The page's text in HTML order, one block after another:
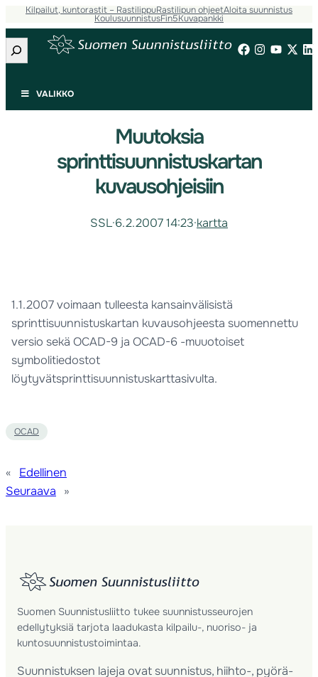
Kilpailut, kuntorastit – RastilippuRastilipun ohjeetAloita suunnistus
KoulusuunnistusFin5Kuvapankki
Etsi
VALIKKO
Muutoksia
sprinttisuunnistuskartan
kuvausohjeisiin
SSL·6.2.2007 14:23·kartta
1.1.2007 voimaan tulleesta kansainvälisistä
sprinttisuunnistuskartan kuvausohjeesta suomennettu
versio sekä OCAD-9 ja OCAD-6 -muuotoiset
symbolitiedostot
löytyvätsprinttisuunnistuskarttasivulta.
OCAD
«
Edellinen
Seuraava
»
Suomen Suunnistusliitto tukee suunnistusseurojen
edellytyksiä tarjota laadukasta kilpailu-, nuoriso- ja
kuntosuunnistustoimintaa.
Suunnistuksen lajeja ovat suunnistus, hiihto-, pyörä-